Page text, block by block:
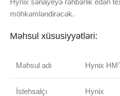
möhkəmləndirəcək.
Məhsul xüsusiyyətləri:
Məhsul adı Hynix
İstehsalçı Hynix